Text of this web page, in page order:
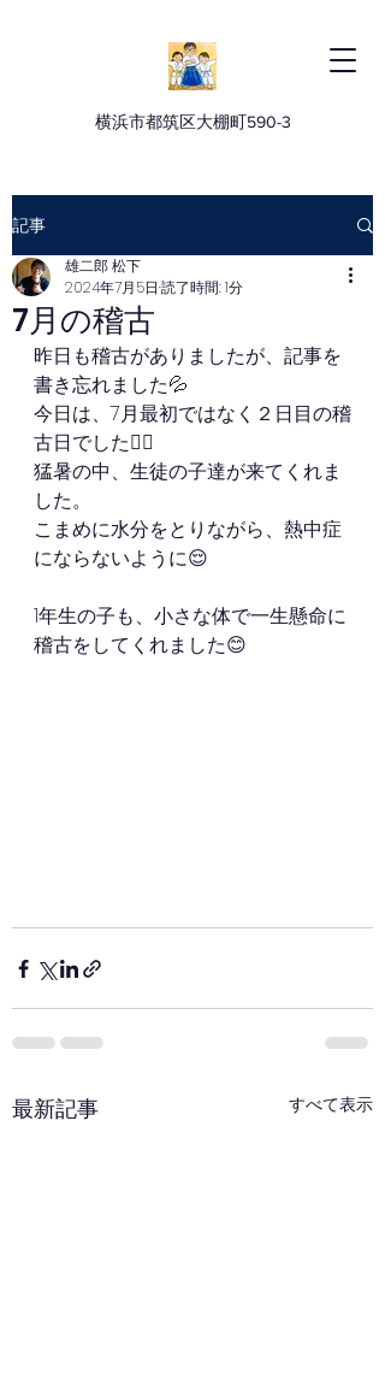
横浜市都筑区大棚町590-3
記事
7月の稽古
雄二郎 松下
2024年7月5日 読了時間: 1分
昨日も稽古がありましたが、記事を
書き忘れました💦
今日は、7月最初ではなく２日目の稽
古日でした🙂‍↕️
猛暑の中、生徒の子達が来てくれま
した。
こまめに水分をとりながら、熱中症
にならないように😌
1年生の子も、小さな体で一生懸命に
稽古をしてくれました😊
最新記事 すべて表示